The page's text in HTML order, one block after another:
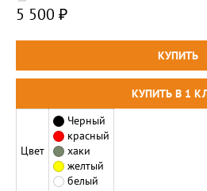
5 500 ₽
Цвет
Черный
красный
хаки
желтый
белый